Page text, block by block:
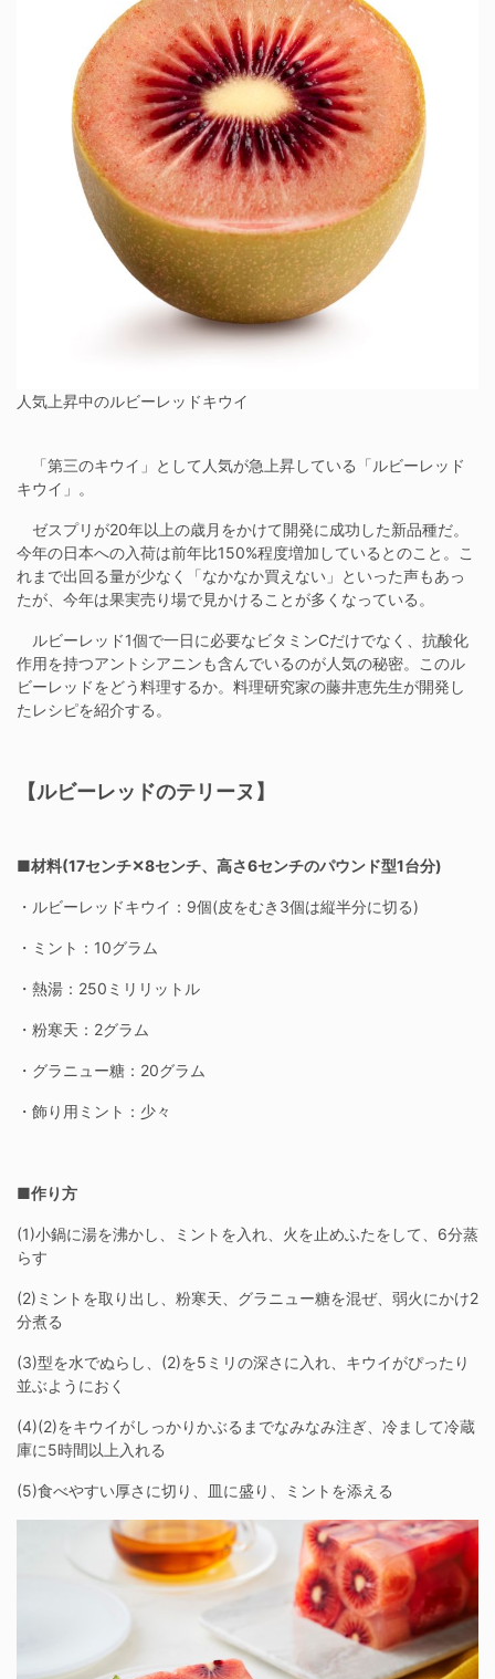
人気上昇中のルビーレッドキウイ
「第三のキウイ」として人気が急上昇している「ルビーレッド
キウイ」。
ゼスプリが20年以上の歳月をかけて開発に成功した新品種だ。
今年の日本への入荷は前年比150%程度増加しているとのこと。こ
れまで出回る量が少なく「なかなか買えない」といった声もあっ
たが、今年は果実売り場で見かけることが多くなっている。
ルビーレッド1個で一日に必要なビタミンCだけでなく、抗酸化
作用を持つアントシアニンも含んでいるのが人気の秘密。このル
ビーレッドをどう料理するか。料理研究家の藤井恵先生が開発し
たレシピを紹介する。
【ルビーレッドのテリーヌ】
■材料(17センチ✕8センチ、高さ6センチのパウンド型1台分)
・ルビーレッドキウイ：9個(皮をむき3個は縦半分に切る)
・ミント：10グラム
・熱湯：250ミリリットル
・粉寒天：2グラム
・グラニュー糖：20グラム
・飾り用ミント：少々
■作り方
(1)小鍋に湯を沸かし、ミントを入れ、火を止めふたをして、6分蒸
らす
(2)ミントを取り出し、粉寒天、グラニュー糖を混ぜ、弱火にかけ2
分煮る
(3)型を水でぬらし、(2)を5ミリの深さに入れ、キウイがぴったり
並ぶようにおく
(4)(2)をキウイがしっかりかぶるまでなみなみ注ぎ、冷まして冷蔵
庫に5時間以上入れる
(5)食べやすい厚さに切り、皿に盛り、ミントを添える